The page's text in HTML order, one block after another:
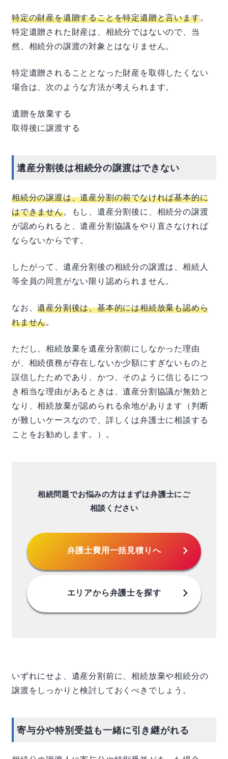
特定の財産を遺贈することを特定遺贈と言います。
特定遺贈された財産は、相続分ではないので、当
然、相続分の譲渡の対象とはなりません。
特定遺贈されることとなった財産を取得したくない
場合は、次のような方法が考えられます。
遺贈を放棄する
取得後に譲渡する
遺産分割後は相続分の譲渡はできない
相続分の譲渡は、遺産分割の前でなければ基本的に
はできません。もし、遺産分割後に、相続分の譲渡
が認められると、遺産分割協議をやり直さなければ
ならないからです。
したがって、遺産分割後の相続分の譲渡は、相続人
等全員の同意がない限り認められません。
なお、遺産分割後は、基本的には相続放棄も認めら
れません。
ただし、相続放棄を遺産分割前にしなかった理由
が、相続債務が存在しないか少額にすぎないものと
誤信したためであり、かつ、そのように信じるにつ
き相当な理由があるときは、遺産分割協議が無効と
なり、相続放棄が認められる余地があります（判断
が難しいケースなので、詳しくは弁護士に相談する
ことをお勧めします。）。
相続問題でお悩みの方はまずは弁護士にご
相談ください
弁護士費用一括見積りへ chevron_right
エリアから弁護士を探す chevron_right
いずれにせよ、遺産分割前に、相続放棄や相続分の
譲渡をしっかりと検討しておくべきでしょう。
寄与分や特別受益も一緒に引き継がれる